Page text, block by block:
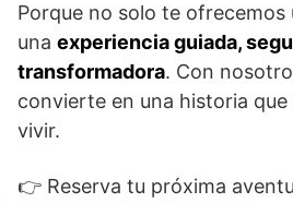
Porque no solo te ofrecemos
una experiencia guiada,
transformadora. Con
convierte en una historia
vivir.
👉 Reserva tu próxima